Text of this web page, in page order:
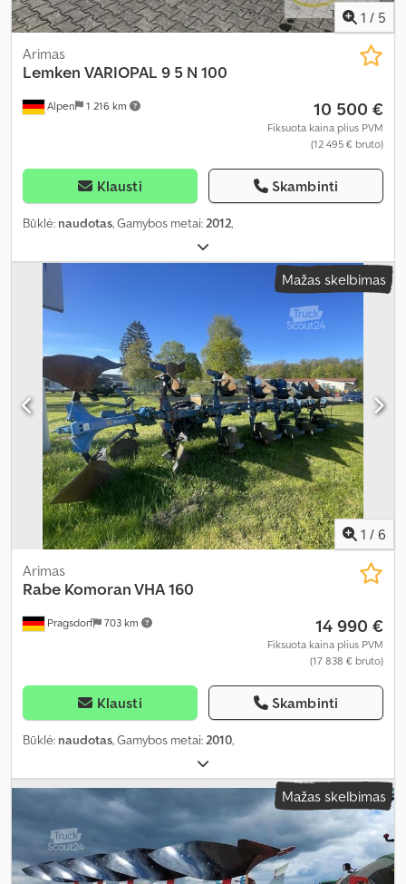
1 / 5
Alpen 1 216 km
Arimas
Lemken VARIOPAL 9 5 N 100
10 500 €
Fiksuota kaina plius PVM
(12 495 € bruto)
Klausti Skambinti
Būklė: naudotas, Gamybos metai: 2012,
Mažas skelbimas
1 / 6
Pragsdorf 703 km
Arimas
Rabe Komoran VHA 160
14 990 €
Fiksuota kaina plius PVM
(17 838 € bruto)
Klausti Skambinti
Būklė: naudotas, Gamybos metai:2010,
Mažas skelbimas